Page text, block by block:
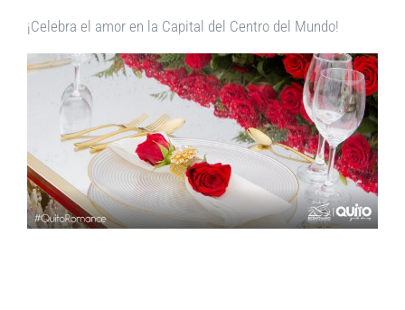
¡Celebra el amor en la Capital del Centro del Mundo!